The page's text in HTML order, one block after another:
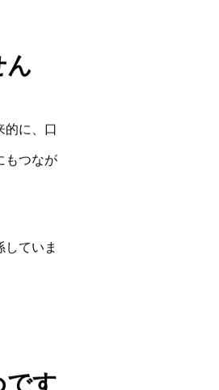
ん
的に、口
もつなが
ていま
です